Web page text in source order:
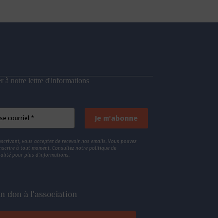
à notre lettre d'informations
vous acceptez de recevoir nos emails. Vous pouvez
à tout moment. Consultez notre politique de
pour plus d’informations.
don à l'association